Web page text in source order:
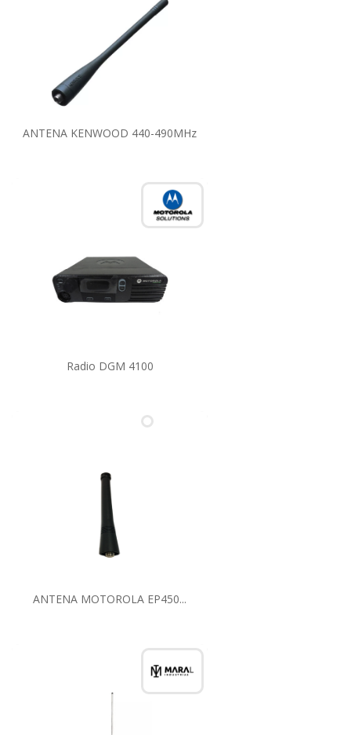
ANTENA KENWOOD 440-490MHz
Radio DGM 4100
ANTENA MOTOROLA EP450...